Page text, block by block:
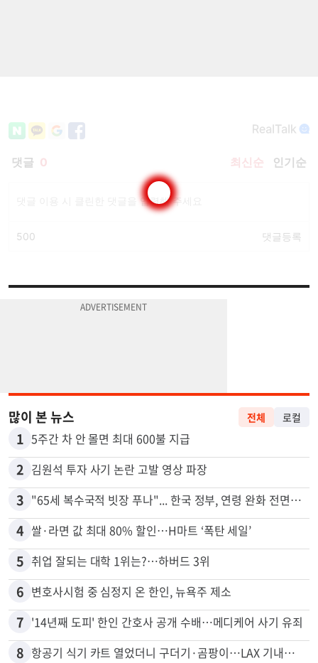
많이 본 뉴스 전체 로컬
1 5주간 차 안 몰면 최대 600불 지급
2 김원석 투자 사기 논란 고발 영상 파장
3 "65세 복수국적 빗장 푸나"... 한국 정부, 연령 완화 전면 추진
4 쌀·라면 값 최대 80% 할인…H마트 ‘폭탄 세일’
5 취업 잘되는 대학 1위는?…하버드 3위
6 변호사시험 중 심정지 온 한인, 뉴욕주 제소
7 '14년째 도피' 한인 간호사 공개 수배…메디케어 사기 유죄
8 항공기 식기 카트 열었더니 구더기·곰팡이…LAX 기내식 업체 논란